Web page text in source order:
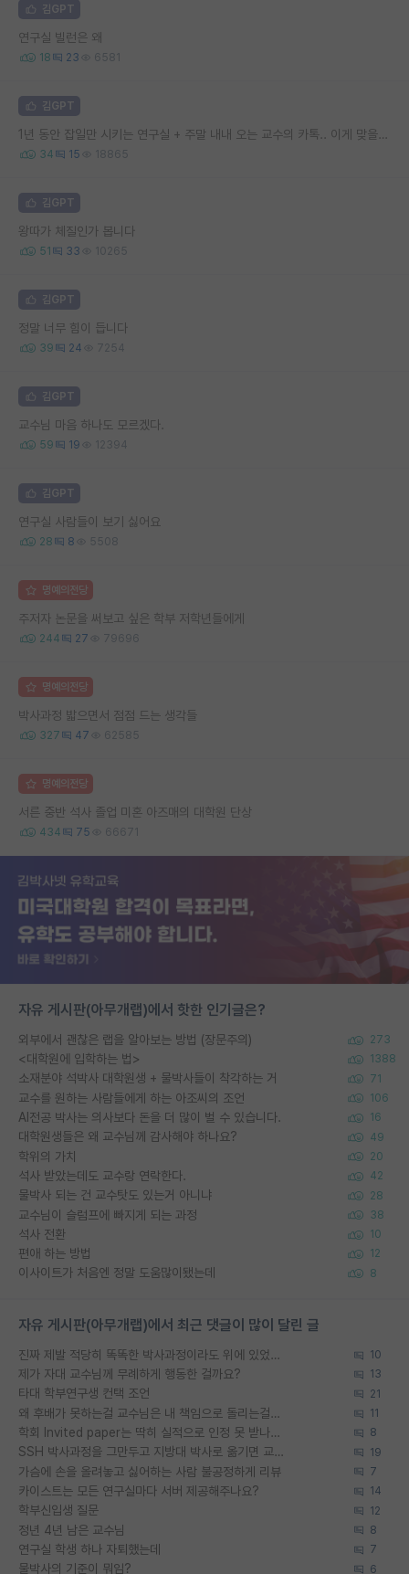
김GPT
연구실 빌런은 왜
18 23 6581
김GPT
1년 동안 잡일만 시키는 연구실 + 주말 내내 오는 교수의 카톡.. 이게 맞을까요
34 15 18865
김GPT
왕따가 체질인가 봅니다
51 33 10265
김GPT
정말 너무 힘이 듭니다
39 24 7254
김GPT
교수님 마음 하나도 모르겠다.
59 19 12394
김GPT
연구실 사람들이 보기 싫어요
28 8 5508
명예의전당
주저자 논문을 써보고 싶은 학부 저학년들에게
244 27 79696
명예의전당
박사과정 밟으면서 점점 드는 생각들
327 47 62585
명예의전당
서른 중반 석사 졸업 미혼 아즈매의 대학원 단상
434 75 66671
자유 게시판(아무개랩)에서 핫한 인기글은?
외부에서 괜찮은 랩을 알아보는 방법 (장문주의) 273
<대학원에 입학하는 법> 1388
소재분야 석박사 대학원생 + 물박사들이 착각하는 거 71
교수를 원하는 사람들에게 하는 아조씨의 조언 106
AI전공 박사는 의사보다 돈을 더 많이 벌 수 있습니다. 16
대학원생들은 왜 교수님께 감사해야 하나요? 49
학위의 가치 20
석사 받았는데도 교수랑 연락한다. 42
물박사 되는 건 교수탓도 있는거 아니냐 28
교수님이 슬럼프에 빠지게 되는 과정 38
석사 전환 10
편애 하는 방법 12
이사이트가 처음엔 정말 도움많이됐는데 8
자유 게시판(아무개랩)에서 최근 댓글이 많이 달린 글
진짜 제발 적당히 똑똑한 박사과정이라도 위에 있었으면.. 10
제가 자대 교수님께 무례하게 행동한 걸까요? 13
타대 학부연구생 컨택 조언 21
왜 후배가 못하는걸 교수님은 내 책임으로 돌리는걸까요? 11
학회 Invited paper는 딱히 실적으로 인정 못 받나요? 8
SSH 박사과정을 그만두고 지방대 박사로 옮기면 교수의 꿈은 끝일까요? 19
가슴에 손을 올려놓고 싫어하는 사람 불공정하게 리뷰 7
카이스트는 모든 연구실마다 서버 제공해주나요? 14
학부신입생 질문 12
정년 4년 남은 교수님 8
연구실 학생 하나 자퇴했는데 7
물박사의 기준이 뭐임? 6